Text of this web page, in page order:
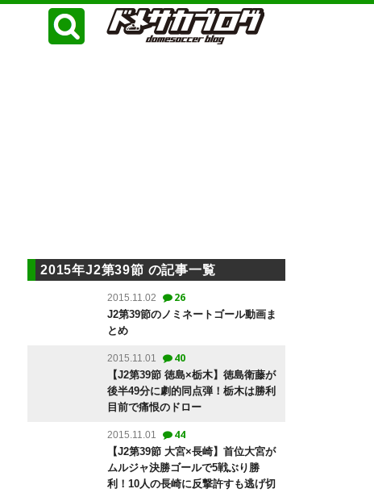
2015年J2第39節 の記事一覧
2015.11.02 26
J2第39節のノミネートゴール動画ま
とめ
2015.11.01 40
【J2第39節 徳島×栃木】徳島衛藤が
後半49分に劇的同点弾！栃木は勝利
目前で痛恨のドロー
2015.11.01 44
【J2第39節 大宮×長崎】首位大宮が
ムルジャ決勝ゴールで5戦ぶり勝
利！10人の長崎に反撃許すも逃げ切